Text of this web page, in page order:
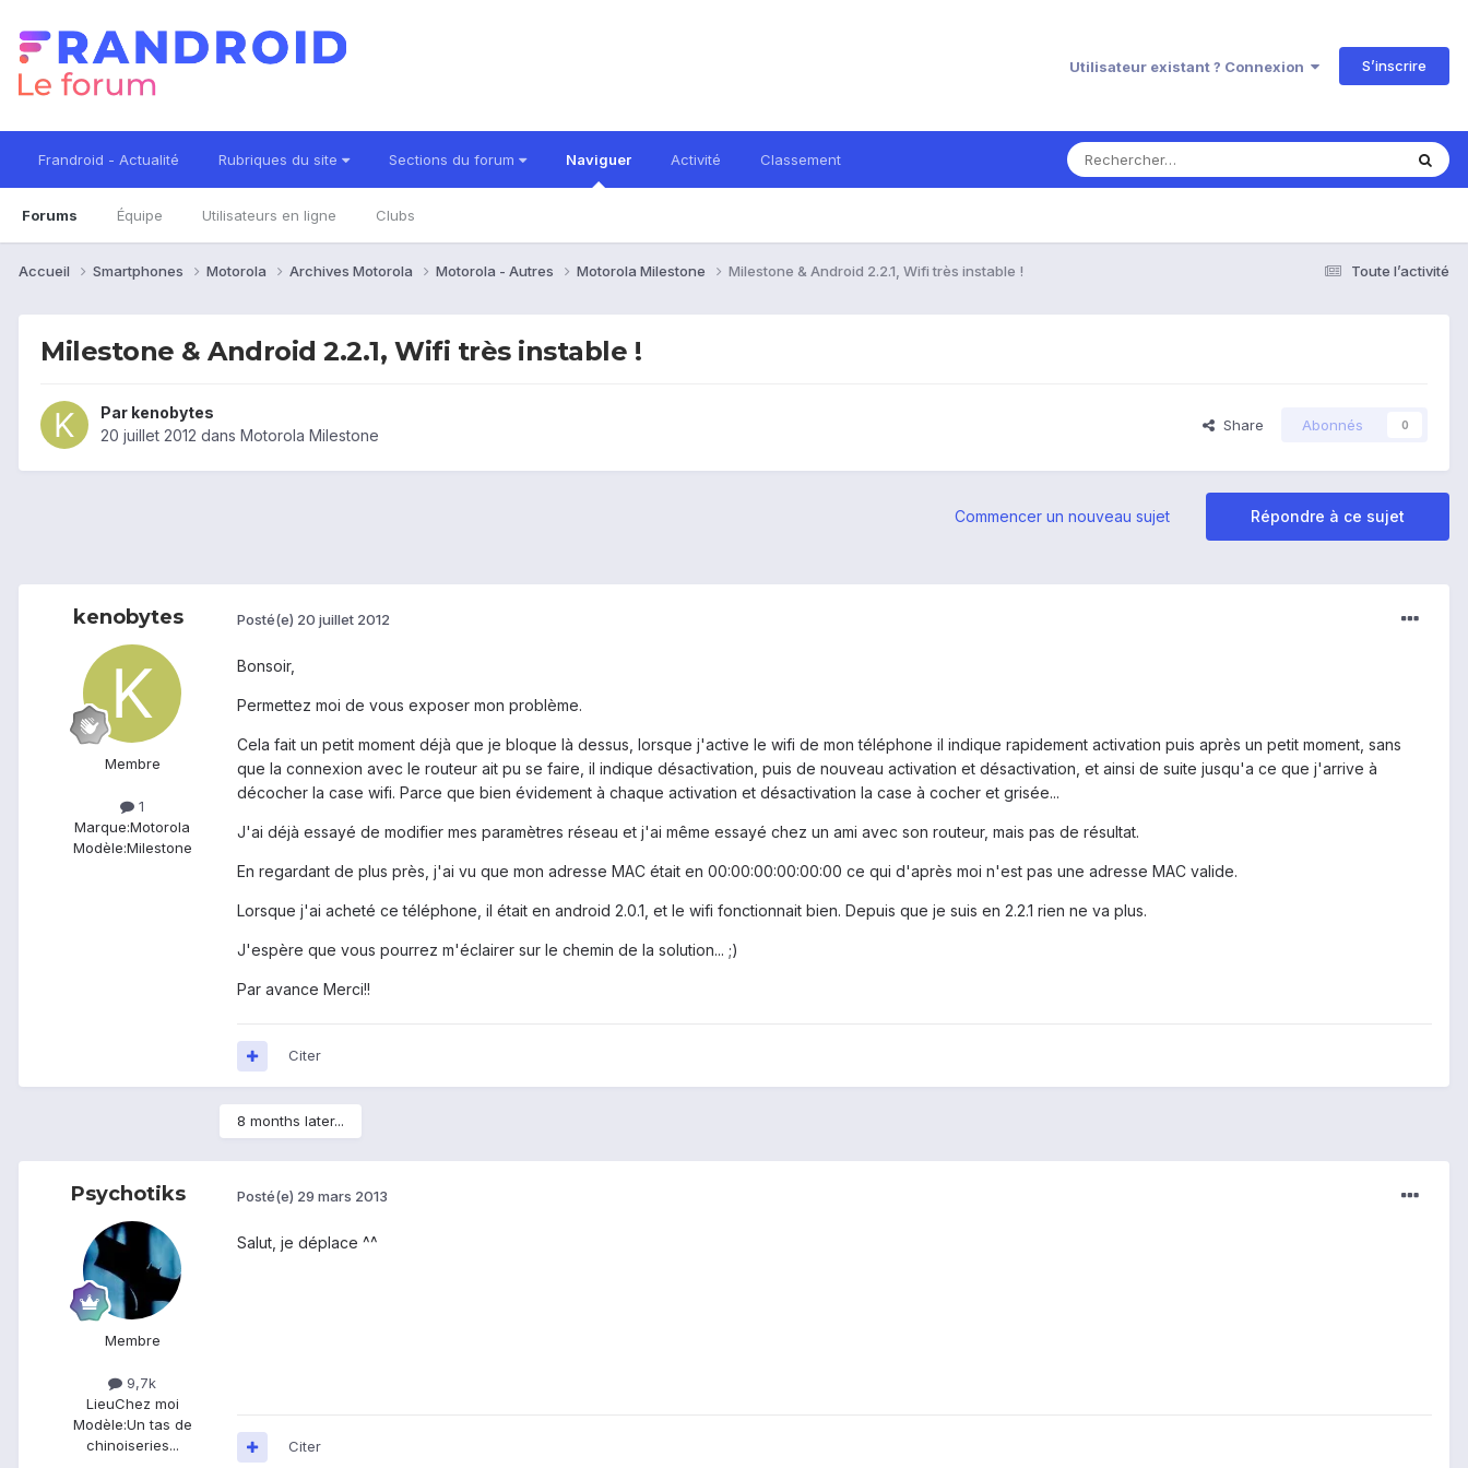
Utilisateur existant ? Connexion S’inscrire
Frandroid - Actualité Rubriques du site Sections du forum Naviguer
Forums Équipe Utilisateurs en ligne Clubs
Activité Classement
Toute l’activité
Accueil Smartphones Motorola Archives Motorola Motorola - Autres Motorola Milestone Milestone & Android 2.2.1, Wifi très instable !
Milestone & Android 2.2.1, Wifi très instable !
Par kenobytes
20 juillet 2012 dans Motorola Milestone
Share Abonnés 0
Répondre à ce sujet
Commencer un nouveau sujet
kenobytes
Membre
1
Marque:Motorola
Modèle:Milestone
Posté(e) 20 juillet 2012
Bonsoir,
Permettez moi de vous exposer mon problème.
Cela fait un petit moment déjà que je bloque là dessus, lorsque j'active le wifi de mon téléphone il indique rapidement activation puis après un petit moment, sans
que la connexion avec le routeur ait pu se faire, il indique désactivation, puis de nouveau activation et désactivation, et ainsi de suite jusqu'a ce que j'arrive à
décocher la case wifi. Parce que bien évidement à chaque activation et désactivation la case à cocher et grisée...
J'ai déjà essayé de modifier mes paramètres réseau et j'ai même essayé chez un ami avec son routeur, mais pas de résultat.
En regardant de plus près, j'ai vu que mon adresse MAC était en 00:00:00:00:00:00 ce qui d'après moi n'est pas une adresse MAC valide.
Lorsque j'ai acheté ce téléphone, il était en android 2.0.1, et le wifi fonctionnait bien. Depuis que je suis en 2.2.1 rien ne va plus.
J'espère que vous pourrez m'éclairer sur le chemin de la solution... ;)
Par avance Merci!!
Citer
8 months later...
Psychotiks
Membre
9,7k
LieuChez moi
Modèle:Un tas de
chinoiseries...
Posté(e) 29 mars 2013
Salut, je déplace ^^
Citer